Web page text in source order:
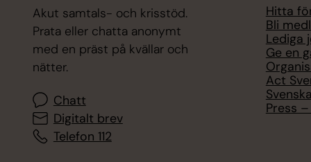
Akut samtals- och krisstöd.
Prata eller chatta anonymt
med en präst på kvällar och
nätter.
Chatt
Digitalt brev
Telefon 112
Hitta
Bli
Lediga
Ge en
Act
Press